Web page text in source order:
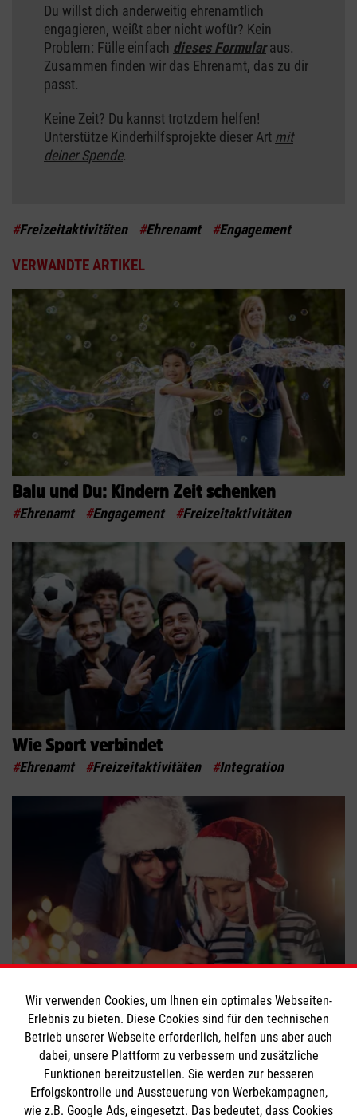
Du willst dich anderweitig ehrenamtlich
engagieren, weißt aber nicht wofür? Kein
Problem: Fülle einfach dieses Formular aus.
Zusammen finden wir das Ehrenamt, das zu dir
passt.
Keine Zeit? Du kannst trotzdem helfen!
Unterstütze Kinderhilfsprojekte dieser Art mit
deiner Spende.
#Freizeitaktivitäten #Ehrenamt #Engagement
VERWANDTE ARTIKEL
Balu und Du: Kindern Zeit schenken
#Ehrenamt #Engagement #Freizeitaktivitäten
Wie Sport verbindet
#Ehrenamt #Freizeitaktivitäten #Integration
Nikolaus-Aktion der Malteser
Ehrenamt #Freizeitaktivitäten
Bewerte diesen Artikel
Wir verwenden Cookies, um Ihnen ein optimales Webseiten-
Erlebnis zu bieten. Diese Cookies sind für den technischen
Betrieb unserer Webseite erforderlich, helfen uns aber auch
dabei, unsere Plattform zu verbessern und zusätzliche
Funktionen bereitzustellen. Sie werden zur besseren
Erfolgskontrolle und Aussteuerung von Werbekampagnen,
wie z.B. Google Ads, eingesetzt. Das bedeutet, dass Cookies